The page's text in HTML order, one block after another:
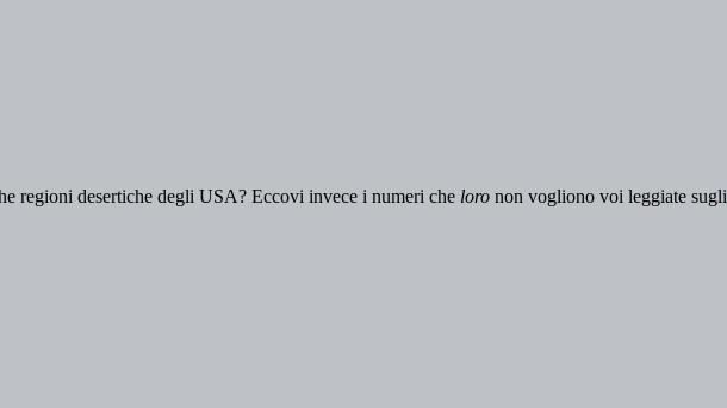
regioni desertiche degli USA? Eccovi invece i numeri che loro non vogliono voi leggiate sugli